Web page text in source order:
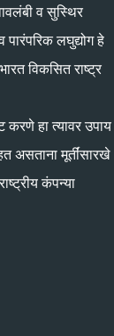
व सुस्थिर
लघुद्योग हे
विकसित राष्ट्र
करणे हा त्यावर उपाय
असताना मूर्तींसारखे
कंपन्या